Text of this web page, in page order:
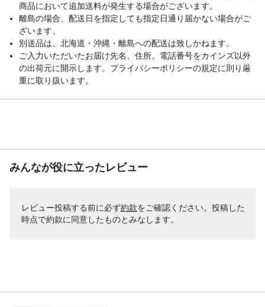
商品において追加送料が発生する場合がございます。
離島の場合、配送日を指定しても指定日通り届かない場合がご
ざいます。
別送品は、北海道・沖縄・離島への配送は致しかねます。
ご入力いただいたお届け先名、住所、電話番号をカインズ以外
の出荷元に開示します。プライバシーポリシーの規定に則り厳
重に取り扱います。
みんなが役に立ったレビュー
レビュー投稿する前に必ず約款をご確認ください。投稿した
時点で約款に同意したものとみなします。